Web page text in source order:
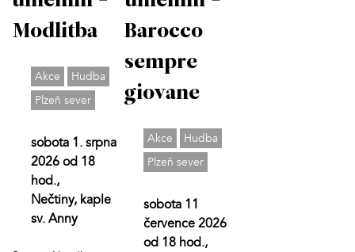
Modlitba
Akce
Hudba
Plzeň sever
sobota 1. srpna
2026 od 18
hod.,
Nečtiny, kaple
sv. Anny
Barocco
sempre
giovane
Akce
Hudba
Plzeň sever
sobota 11
července 2026
od 18 hod.,